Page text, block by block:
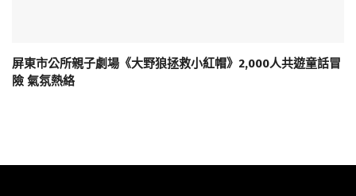
屏東市公所親子劇場《大野狼拯救小紅帽》2,000人共遊童話冒
險 氣氛熱絡